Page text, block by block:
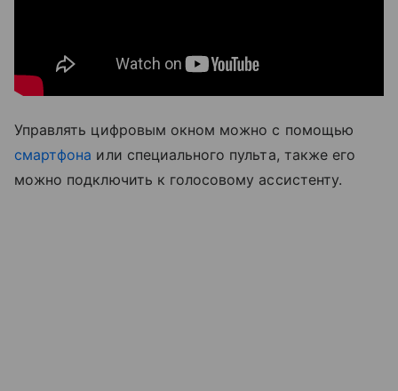
Управлять цифровым окном можно с помощью
смартфона или специального пульта, также его
можно подключить к голосовому ассистенту.